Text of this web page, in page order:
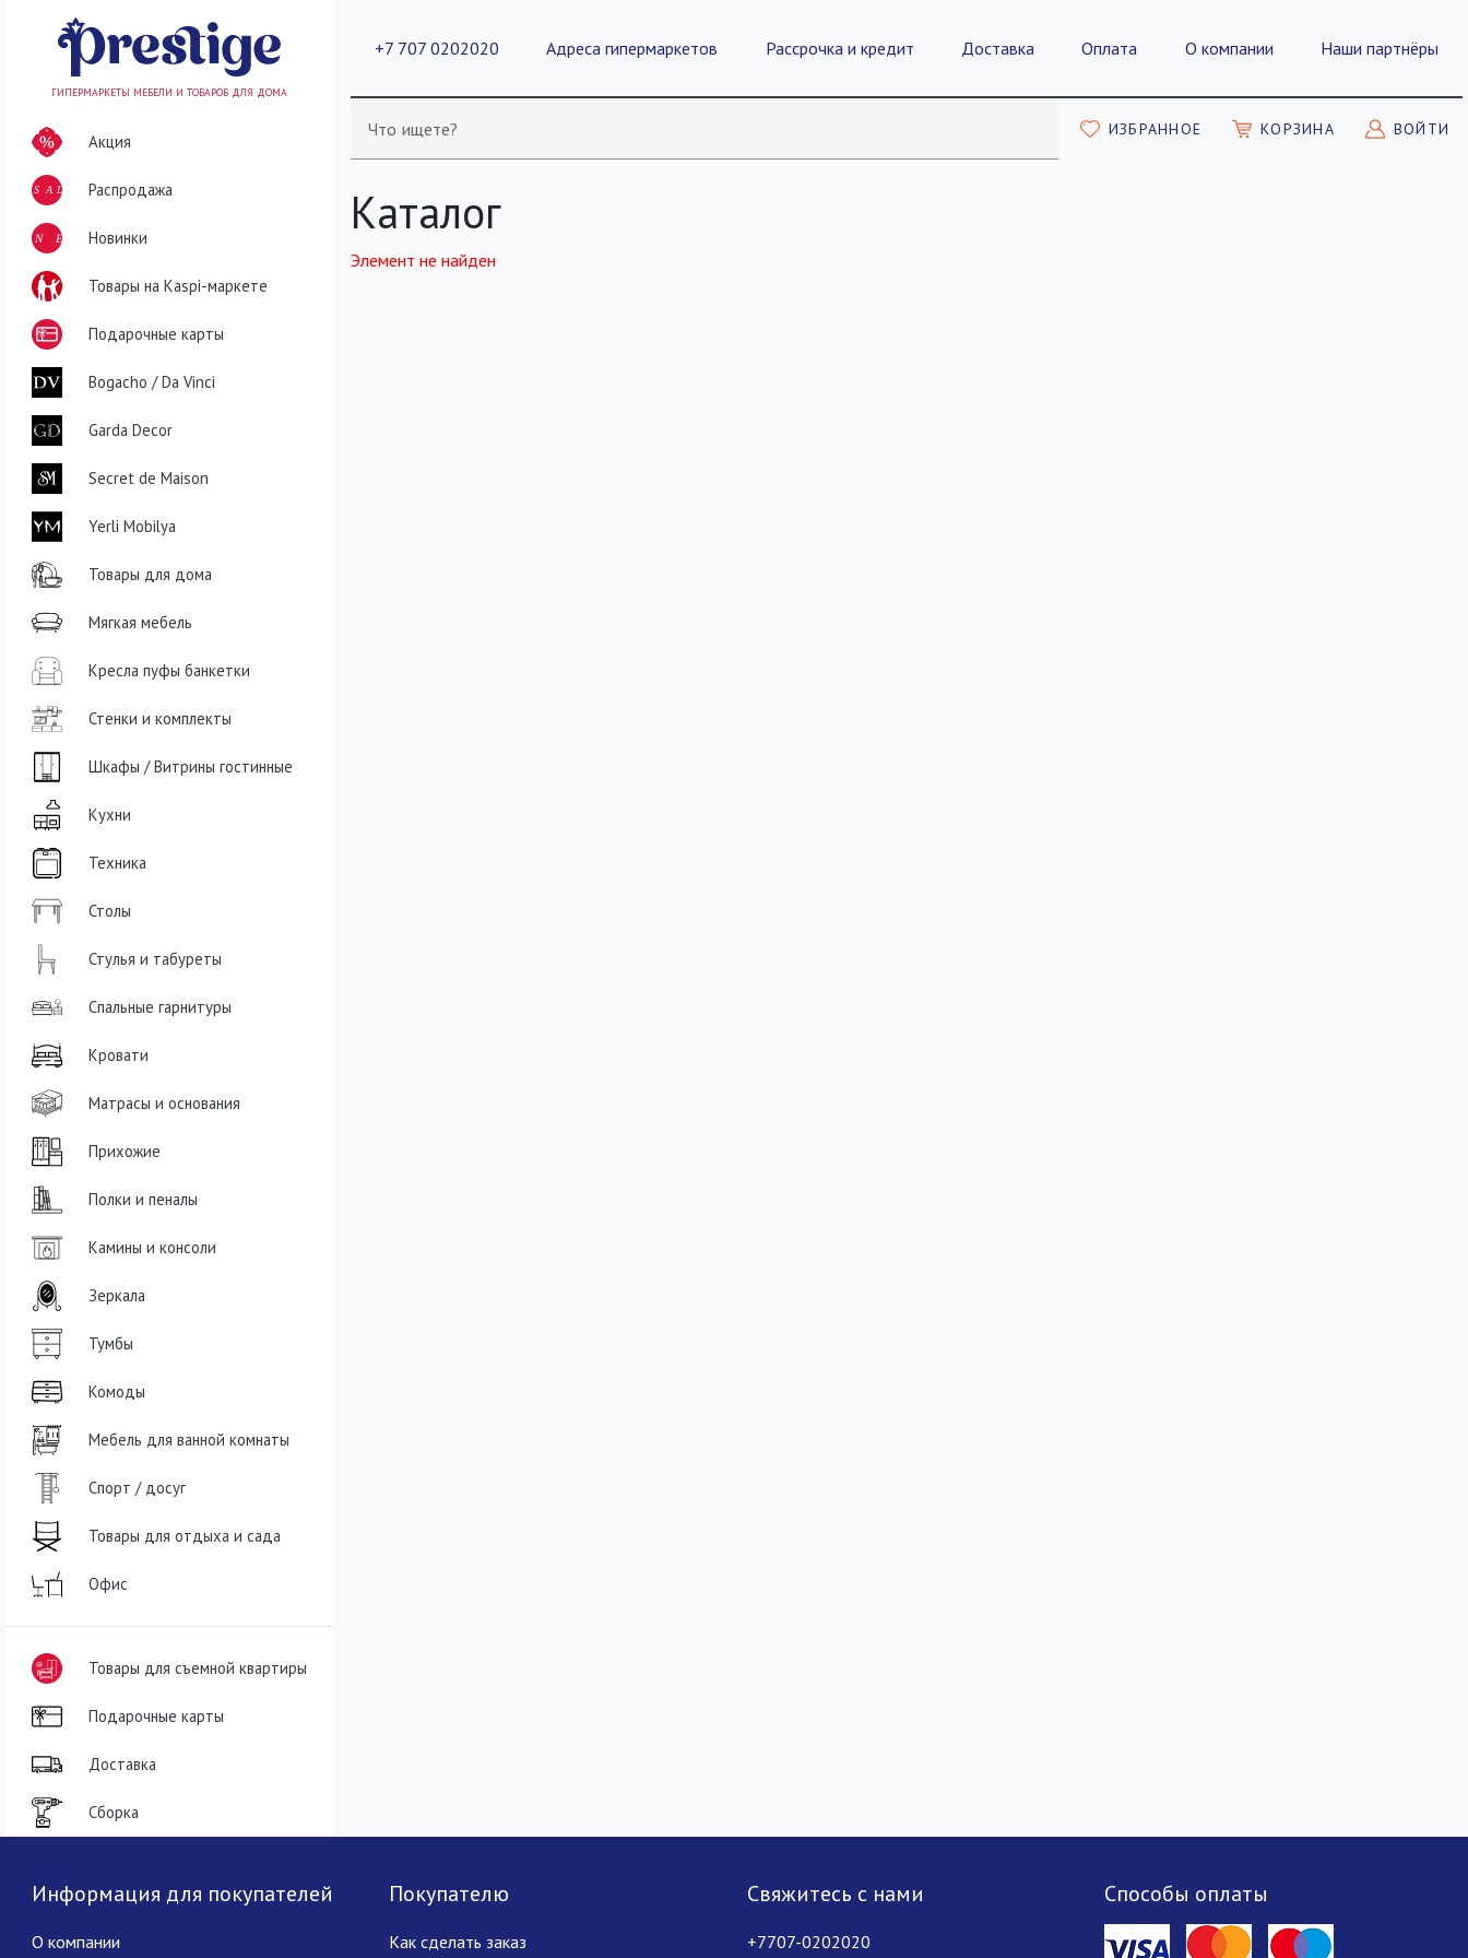
+7 707 0202020 Адреса гипермаркетов Рассрочка и кредит Доставка Оплата О компании Наши партнёры
Что ищете? ИЗБРАННОЕ КОРЗИНА ВОЙТИ
ГИПЕРМАРКЕТЫ МЕБЕЛИ И ТОВАРОВ ДЛЯ ДОМА
Акция
SALE Распродажа
NEWНовинки
Товары на Kaspi-маркете
Подарочные карты
Bogacho / Da Vinci
Garda Decor
Secret de Maison
Yerli Mobilya
Товары для дома
Мягкая мебель
Кресла пуфы банкетки
Стенки и комплекты
Шкафы / Витрины гостинные
Кухни
Техника
Столы
Стулья и табуреты
Спальные гарнитуры
Кровати
Матрасы и основания
Прихожие
Полки и пеналы
Камины и консоли
Зеркала
Тумбы
Комоды
Мебель для ванной комнаты
Спорт / досуг
Товары для отдыха и сада
Офис
Товары для съемной квартиры
Подарочные карты
Доставка
Сборка
Каталог
Элемент не найден
Информация для покупателей
О компании
Покупателю
Как сделать заказ
Свяжитесь с нами
+7707-0202020
Способы оплаты